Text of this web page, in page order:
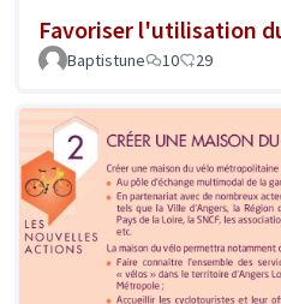
Favoriser l'utilisation
Baptistune
10 29